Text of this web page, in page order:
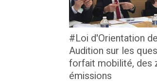
#Loi d'Orientation
Audition sur les
forfait mobilité, des
émissions